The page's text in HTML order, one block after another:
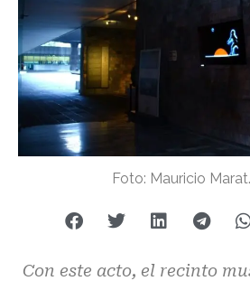
Foto: Mauricio
Con este acto, el recinto